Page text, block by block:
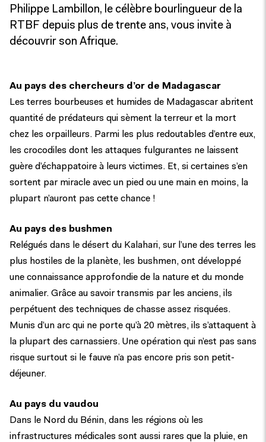
Philippe Lambillon, le célèbre bourlingueur de la
RTBF depuis plus de trente ans, vous invite à
découvrir son Afrique.
Au pays des chercheurs d’or de Madagascar
Les terres bourbeuses et humides de Madagascar abritent
quantité de prédateurs qui sèment la terreur et la mort
chez les orpailleurs. Parmi les plus redoutables d’entre eux,
les crocodiles dont les attaques fulgurantes ne laissent
guère d’échappatoire à leurs victimes. Et, si certaines s’en
sortent par miracle avec un pied ou une main en moins, la
plupart n’auront pas cette chance !
Au pays des bushmen
Relégués dans le désert du Kalahari, sur l’une des terres les
plus hostiles de la planète, les bushmen, ont développé
une connaissance approfondie de la nature et du monde
animalier. Grâce au savoir transmis par les anciens, ils
perpétuent des techniques de chasse assez risquées.
Munis d’un arc qui ne porte qu’à 20 mètres, ils s’attaquent à
la plupart des carnassiers. Une opération qui n’est pas sans
risque surtout si le fauve n’a pas encore pris son petit-
déjeuner.
Au pays du vaudou
Dans le Nord du Bénin, dans les régions où les
infrastructures médicales sont aussi rares que la pluie, en